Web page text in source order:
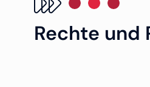
Rechte und